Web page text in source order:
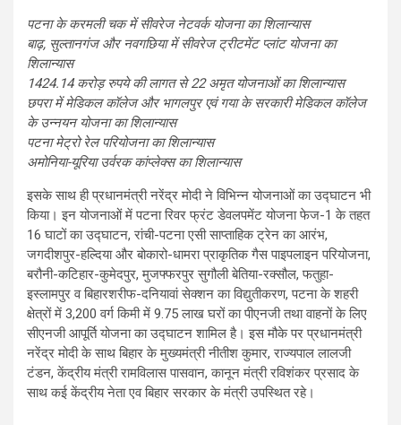
पटना के करमली चक में सीवरेज नेटवर्क योजना का शिलान्यास
बाढ़, सुल्तानगंज और नवगछिया में सीवरेज ट्रीटमेंट प्लांट योजना का
शिलान्यास
1424.14 करोड़ रुपये की लागत से 22 अमृत योजनाओं का शिलान्यास
छपरा में मेडिकल कॉलेज और भागलपुर एवं गया के सरकारी मेडिकल कॉलेज
के उन्नयन योजना का शिलान्यास
पटना मेट्रो रेल परियोजना का शिलान्यास
अमोनिया-यूरिया उर्वरक कांप्लेक्स का शिलान्यास
इसके साथ ही प्रधानमंत्री नरेंद्र मोदी ने विभिन्न योजनाओं का उद्घाटन भी
किया। इन योजनाओं में पटना रिवर फ्रंट डेवलपमेंट योजना फेज-1 के तहत
16 घाटों का उद्घाटन, रांची-पटना एसी साप्ताहिक ट्रेन का आरंभ,
जगदीशपुर-हल्दिया और बोकारो-धामरा प्राकृतिक गैस पाइपलाइन परियोजना,
बरौनी-कटिहार-कुमेदपुर, मुजफ्फरपुर सुगौली बेतिया-रक्सौल, फतुहा-
इस्लामपुर व बिहारशरीफ-दनियावां सेक्शन का विद्युतीकरण, पटना के शहरी
क्षेत्रों में 3,200 वर्ग किमी में 9.75 लाख घरों का पीएनजी तथा वाहनों के लिए
सीएनजी आपूर्ति योजना का उद्घाटन शामिल है। इस मौके पर प्रधानमंत्री
नरेंद्र मोदी के साथ बिहार के मुख्यमंत्री नीतीश कुमार, राज्यपाल लालजी
टंडन, केंद्रीय मंत्री रामविलास पासवान, कानून मंत्री रविशंकर प्रसाद के
साथ कई केंद्रीय नेता एव बिहार सरकार के मंत्री उपस्थित रहे।